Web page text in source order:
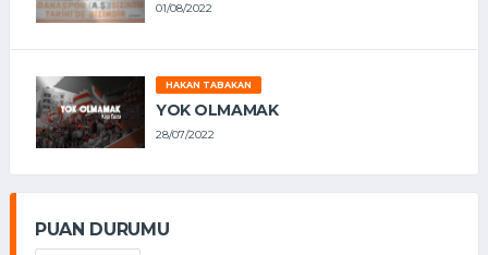
01/08/2022
HAKAN TABAKAN
YOK OLMAMAK
28/07/2022
PUAN DURUMU